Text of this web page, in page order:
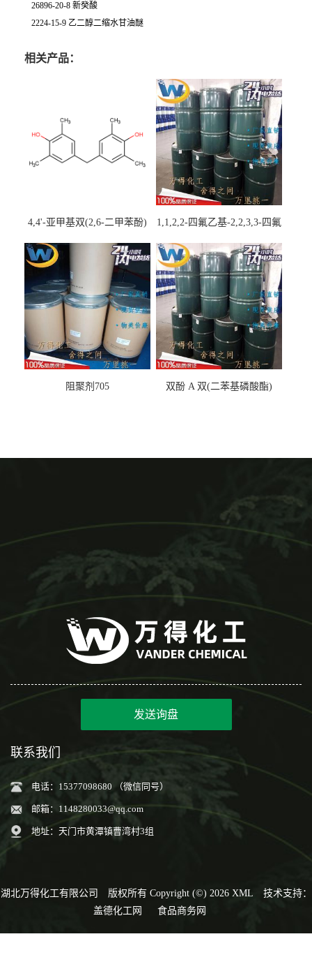
26896-20-8 新癸酸
2224-15-9 乙二醇二缩水甘油醚
相关产品：
4,4'-亚甲基双(2,6-二甲苯酚)
1,1,2,2-四氟乙基-2,2,3,3-四氟
阻聚剂705 双酚 A 双(二苯基磷酸酯)
发送询盘
联系我们
电话：15377098680 （微信同号）
邮箱： 1148280033@qq.com
地址：天门市黄潭镇曹湾村3组
湖北万得化工有限公司 版权所有 Copyright (©) 2026 XML
技术支持：
盖德化工网
食品商务网